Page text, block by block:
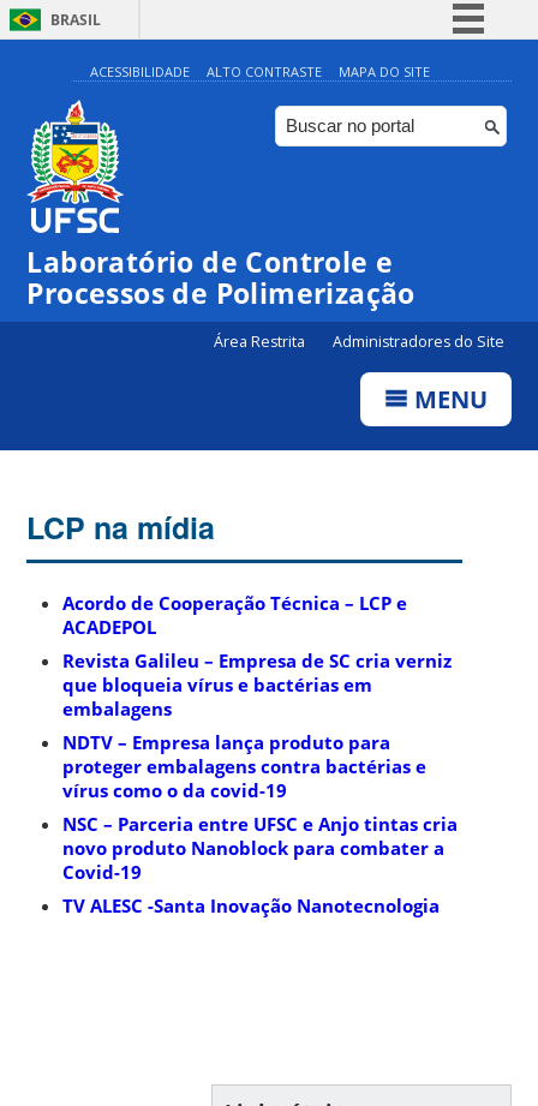
BRASIL
Simplifique!
Comunica BR
Participe
Canais
ACESSIBILIDADE ALTO CONTRASTE MAPA DO SITE
Laboratório de Controle e
Processos de Polimerização
Área Restrita Administradores do Site
MENU
LCP na mídia
Acordo de Cooperação Técnica – LCP e
ACADEPOL
Revista Galileu – Empresa de SC cria verniz
que bloqueia vírus e bactérias em
embalagens
NDTV – Empresa lança produto para
proteger embalagens contra bactérias e
vírus como o da covid-19
NSC – Parceria entre UFSC e Anjo tintas cria
novo produto Nanoblock para combater a
Covid-19
TV ALESC -Santa Inovação Nanotecnologia